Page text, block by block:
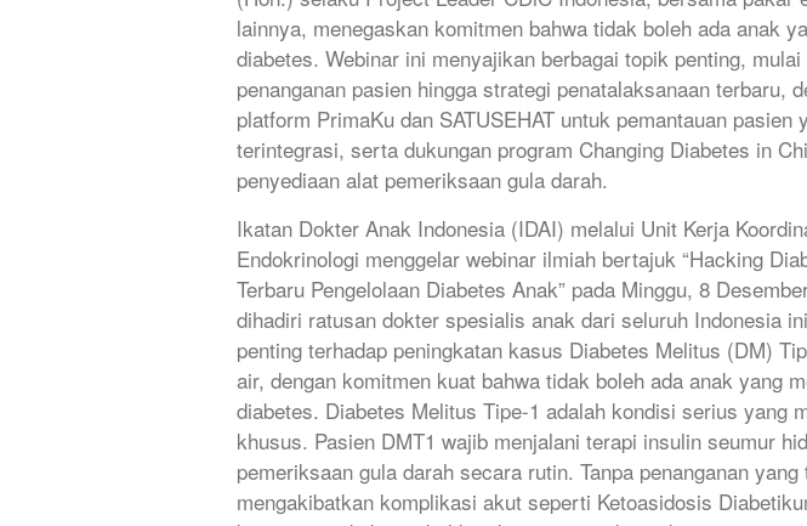
lainnya, menegaskan komitmen bahwa tidak boleh ada anak
diabetes. Webinar ini menyajikan berbagai topik penting,
penanganan pasien hingga strategi penatalaksanaan terbaru,
platform PrimaKu dan SATUSEHAT untuk pemantauan pasien
terintegrasi, serta dukungan program Changing Diabetes in
penyediaan alat pemeriksaan gula darah.
Ikatan Dokter Anak Indonesia (IDAI) melalui Unit Kerja
Endokrinologi menggelar webinar ilmiah bertajuk “Hacking
Terbaru Pengelolaan Diabetes Anak” pada Minggu, 8
dihadiri ratusan dokter spesialis anak dari seluruh Indonesia
penting terhadap peningkatan kasus Diabetes Melitus (DM)
air, dengan komitmen kuat bahwa tidak boleh ada anak yang
diabetes. Diabetes Melitus Tipe-1 adalah kondisi serius yang
khusus. Pasien DMT1 wajib menjalani terapi insulin seumur
pemeriksaan gula darah secara rutin. Tanpa penanganan
mengakibatkan komplikasi akut seperti Ketoasidosis